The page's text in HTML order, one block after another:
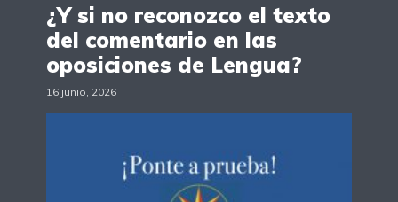
¿Y si no reconozco el texto
del comentario en las
oposiciones de Lengua?
16 junio, 2026